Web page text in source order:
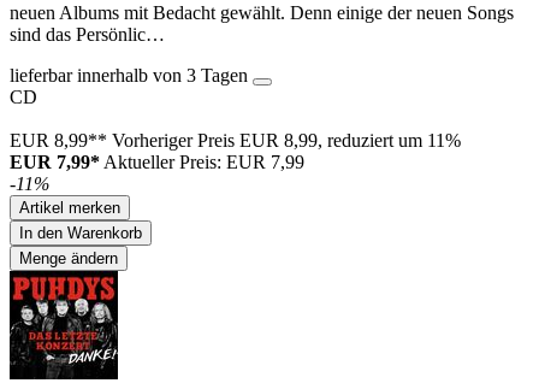
neuen Albums mit Bedacht gewählt. Denn einige der neuen Songs
sind das Persönlic…
lieferbar innerhalb von 3 Tagen
CD
EUR 8,99** Vorheriger Preis EUR 8,99, reduziert um 11%
EUR 7,99* Aktueller Preis: EUR 7,99
-11%
Artikel merken
In den Warenkorb
Menge ändern